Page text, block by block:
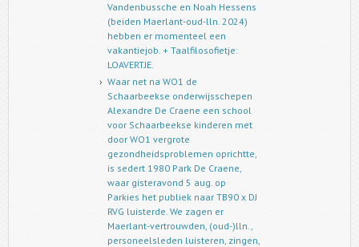
Vandenbussche en Noah Hessens
(beiden Maerlant-oud-lln. 2024)
hebben er momenteel een
vakantiejob. + Taalfilosofietje:
LOAVERTJE.
Waar net na WO1 de
Schaarbeekse onderwijsschepen
Alexandre De Craene een school
voor Schaarbeekse kinderen met
door WO1 vergrote
gezondheidsproblemen oprichtte,
is sedert 1980 Park De Craene,
waar gisteravond 5 aug. op
Parkies het publiek naar TB90 x DJ
RVG luisterde. We zagen er
Maerlant-vertrouwden, (oud-)lln.,
personeelsleden luisteren, zingen,